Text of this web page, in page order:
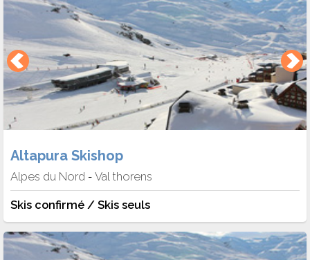
Altapura Skishop
Alpes du Nord - Val thorens
Skis confirmé / Skis seuls